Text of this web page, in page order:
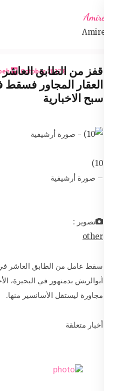
content
Enter)
Amireta
Amireta
8 October 2017
قفز من الطابق
العقار المجاور
سبح الاخبارية
10)
– صورة أرشيفية
تصوير :
other
سقط عامل من الطابق العاشر
أبوالريش بدمنهور في البحيرة،
مجاورة ليستقل الأسانسير منها.
أخبار متعلقة